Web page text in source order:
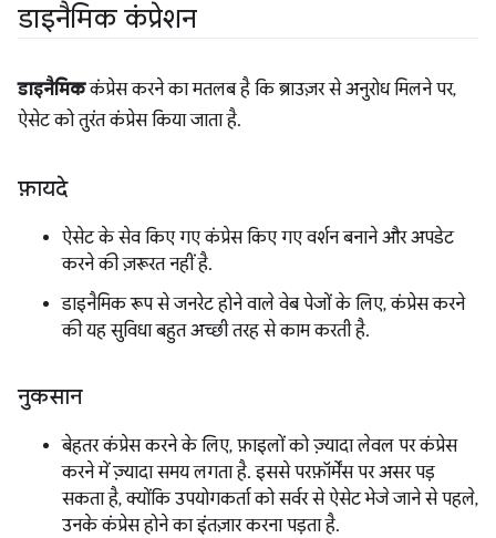
डाइनैमिक कंप्रेशन
डाइनैमिककंप्रेस करने का मतलब है कि ब्राउज़र से अनुरोध मिलने पर,
ऐसेट को तुरंत कंप्रेस किया जाता है.
फ़ायदे
ऐसेट के सेव किए गए कंप्रेस किए गए वर्शन बनाने और अपडेट
करने की ज़रूरत नहीं है.
डाइनैमिक रूप से जनरेट होने वाले वेब पेजों के लिए, कंप्रेस करने
की यह सुविधा बहुत अच्छी तरह से काम करती है.
नुकसान
बेहतर कंप्रेस करने के लिए, फ़ाइलों को ज़्यादा लेवल पर कंप्रेस
करने में ज़्यादा समय लगता है. इससे परफ़ॉर्मेंस पर असर पड़
सकता है, क्योंकि उपयोगकर्ता को सर्वर से ऐसेट भेजे जाने से पहले,
उनके कंप्रेस होने का इंतज़ार करना पड़ता है.